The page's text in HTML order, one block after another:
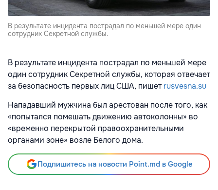
В результате инцидента пострадал по меньшей мере один
сотрудник Секретной службы.
В результате инцидента пострадал по меньшей мере
один сотрудник Секретной службы, которая отвечает
за безопасность первых лиц США, пишетrusvesna.su
Нападавший мужчина был арестован после того, как
«попытался помешать движению автоколонны» во
«временно перекрытой правоохранительными
органами зоне» возле Белого дома.
Подпишитесь на новости Point.md в Google